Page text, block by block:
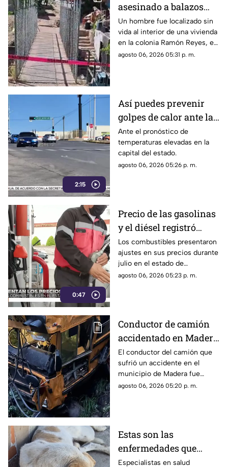
asesinado a balazos
dentro de una vivienda
en la colonia Ramón
Reyes
Un hombre fue localizado sin
vida al interior de una vivienda
en la colonia Ramón Reyes, en
la ciudad de Chihuahua, luego
agosto 06, 2026 05:31 p. m.
2:15
Así puedes prevenir
golpes de calor ante las
altas temperaturas en
Chihuahua
Ante el pronóstico de
temperaturas elevadas en la
capital del estado.
agosto 06, 2026 05:26 p. m.
0:47
Precio de las gasolinas
y el diésel registró
variaciones en
Chihuahua durante
julio | VIDEO
Los combustibles presentaron
ajustes en sus precios durante
julio en el estado de
Chihuahua.
agosto 06, 2026 05:23 p. m.
Conductor de camión
accidentado en Madera
obtiene libertad bajo
reservas; Fiscalía
continúa investigación
El conductor del camión que
sufrió un accidente en el
municipio de Madera fue
puesto en libertad bajo
agosto 06, 2026 05:20 p. m.
Estas son las
enfermedades que
pueden ser
Especialistas en salud